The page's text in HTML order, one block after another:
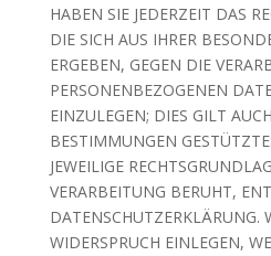
HABEN SIE JEDERZEIT DAS
DIE SICH AUS IHRER
ERGEBEN, GEGEN DIE
PERSONENBEZOGENEN
EINZULEGEN; DIES GILT
BESTIMMUNGEN
JEWEILIGE
VERARBEITUNG BERUHT,
DATENSCHUTZERKLÄRUNG.
WIDERSPRUCH EINLEGEN,